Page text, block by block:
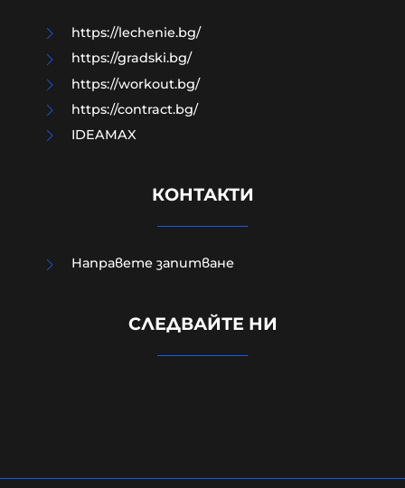
Когато Урсула плаща на Мароко за
да ги спре да правят мизерии по
възражда една много стара
https://lechenie.bg/
https://gradski.bg/
https://workout.bg/
https://contract.bg/
IDEAMAX
КОНТАКТИ
Направете запитване
СЛЕДВАЙТЕ НИ